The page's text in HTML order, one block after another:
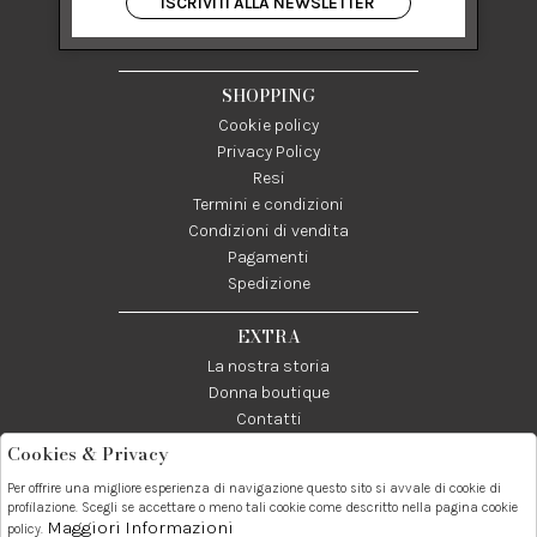
84122 Salerno Italia
P IVA 03024950655
SHOPPING
Cookie policy
Privacy Policy
Resi
Termini e condizioni
Condizioni di vendita
Pagamenti
Spedizione
EXTRA
La nostra storia
Donna boutique
Contatti
Telefono:
089237858
Whatsapp:
3338855601
Contatti:
info@donna1981.it
Cookies & Privacy
Per offrire una migliore esperienza di navigazione questo sito si avvale di cookie di
profilazione. Scegli se accettare o meno tali cookie come descritto nella pagina cookie
policy. Maggiori Informazioni